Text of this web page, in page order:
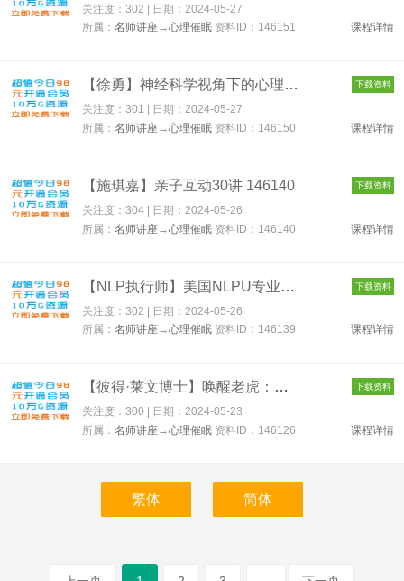
关注度：302 | 日期： 2024-05-27
所属：名师讲座→心理催眠 资料ID：146151 课程详情
【徐勇】神经科学视角下的心理治疗 146150 下载资料
关注度：301 | 日期：2024-05-27
所属：名师讲座→心理催眠 资料ID：146150 课程详情
【施琪嘉】亲子互动30讲 146140 下载资料
关注度：304 | 日期：2024-05-26
所属：名师讲座→心理催眠 资料ID：146140 课程详情
【NLP执行师】美国NLPU专业执行师 线上春季假日班 146139 下载资料
关注度：302 | 日期： 2024-05-26
所属：名师讲座→心理催眠 资料ID：146139 课程详情
【彼得·莱文博士】唤醒老虎：创伤疗愈大师班 146126 下载资料
关注度：300 | 日期：2024-05-23
所属：名师讲座→心理催眠 资料ID：146126 课程详情